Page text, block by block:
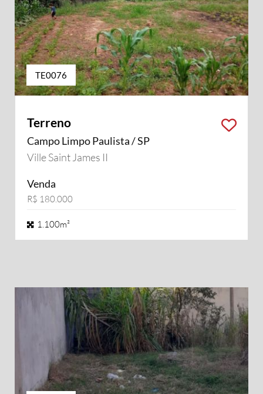
TE0076
Terreno
Campo Limpo Paulista / SP
Ville Saint James II
Venda
R$ 180.000
1.100m²